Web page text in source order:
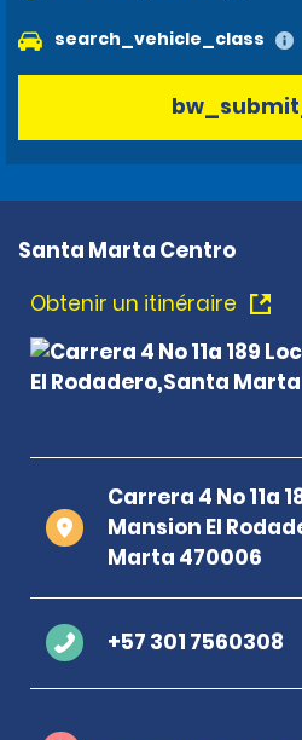
search_vehicle_class
Santa Marta Centro
Obtenir un itinéraire
Carrera 4 No 11a
Mansion El
Marta 470006
+57 301 7560308